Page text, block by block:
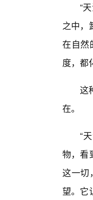
“
之中，
在自然
度，都
这
在。
“
物，看
这一切
望。它